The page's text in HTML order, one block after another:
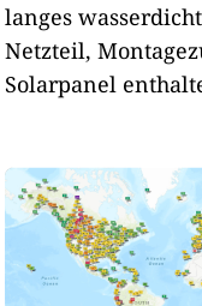
langes
Netzteil,
Solarpanel